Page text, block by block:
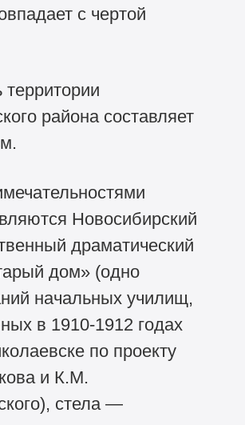
с чертой
района составляет
Новосибирский
драматический
дом» (одно
начальных училищ,
в 1910-1912годах
по проекту
и К.М.
стела —